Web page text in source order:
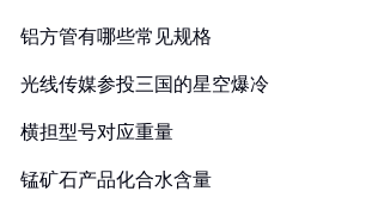
铝方管有哪些常见规格
光线传媒参投三国的星空爆冷
横担型号对应重量
锰矿石产品化合水含量